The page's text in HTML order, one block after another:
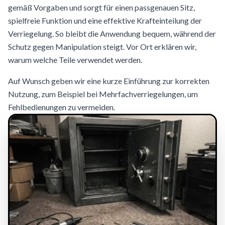
gemäß Vorgaben und sorgt für einen passgenauen Sitz,
spielfreie Funktion und eine effektive Krafteinteilung der
Verriegelung. So bleibt die Anwendung bequem, während der
Schutz gegen Manipulation steigt. Vor Ort erklären wir,
warum welche Teile verwendet werden.
Auf Wunsch geben wir eine kurze Einführung zur korrekten
Nutzung, zum Beispiel bei Mehrfachverriegelungen, um
Fehlbedienungen zu vermeiden.